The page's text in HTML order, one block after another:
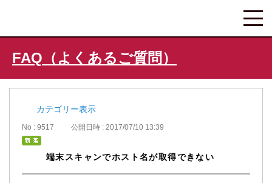
FAQ（よくあるご質問）
カテゴリー表示
No : 9517 公開日時 : 2017/07/10 13:39
端末スキャンでホスト名が取得できない